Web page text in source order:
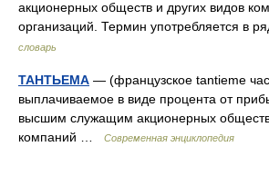
акционерных обществ и других видов
организаций. Термин употребляется в
словарь
ТАНТЬЕМА — (французское tantieme
выплачиваемое в виде процента от
высшим служащим акционерных
компаний …
Современная энциклопедия